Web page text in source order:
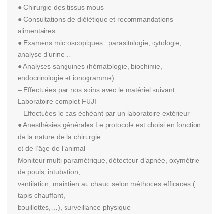
● Chirurgie des tissus mous
● Consultations de diététique et recommandations
alimentaires
● Examens microscopiques : parasitologie, cytologie,
analyse d’urine…
● Analyses sanguines (hématologie, biochimie,
endocrinologie et ionogramme) :
– Effectuées par nos soins avec le matériel suivant :
Laboratoire complet FUJI
– Effectuées le cas échéant par un laboratoire extérieur
● Anesthésies générales Le protocole est choisi en fonction
de la nature de la chirurgie
et de l’âge de l’animal :
Moniteur multi paramétrique, détecteur d’apnée, oxymétrie
de pouls, intubation,
ventilation, maintien au chaud selon méthodes efficaces (
tapis chauffant,
bouillottes,…), surveillance physique